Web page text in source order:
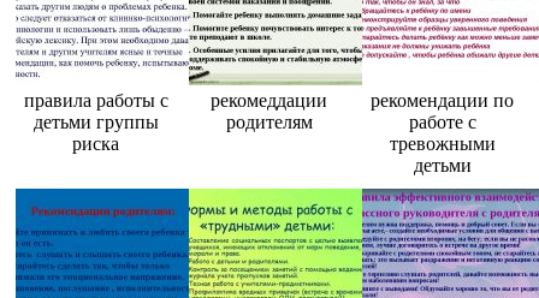
правила работы с
детьми группы
риска
рекомеддации
родителям
рекомендации по
работе с
тревожными
детьми